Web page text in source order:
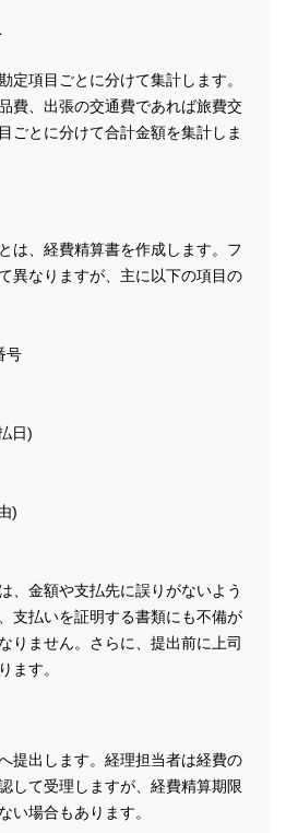
定項目ごとに分けて集計します。
費、出張の交通費であれば旅費交
ごとに分けて合計金額を集計しま
は、経費精算書を作成します。フ
異なりますが、主に以下の項目の
号
日)
)
、金額や支払先に誤りがないよう
支払いを証明する書類にも不備が
りません。さらに、提出前に上司
ます。
提出します。経理担当者は経費の
して受理しますが、経費精算期限
い場合もあります。